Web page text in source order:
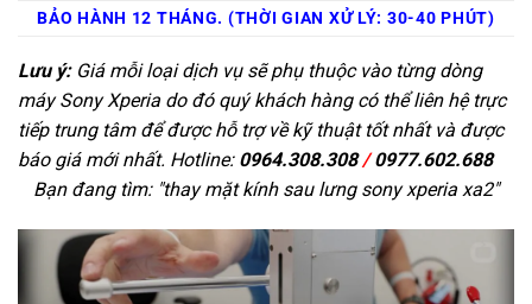
BẢO HÀNH 12 THÁNG. (THỜI GIAN XỬ LÝ: 30-40 PHÚT)
Lưu ý:Giá mỗi loại dịch vụ sẽ phụ thuộc vào từng dòng
máy Sony Xperia do đó quý khách hàng có thể liên hệ trực
tiếp trung tâm để được hỗ trợ về kỹ thuật tốt nhất và được
báo giá mới nhất. Hotline: 0964.308.308/0977.602.688
Bạn đang tìm: "thay mặt kính sau lưng sony xperia xa2"